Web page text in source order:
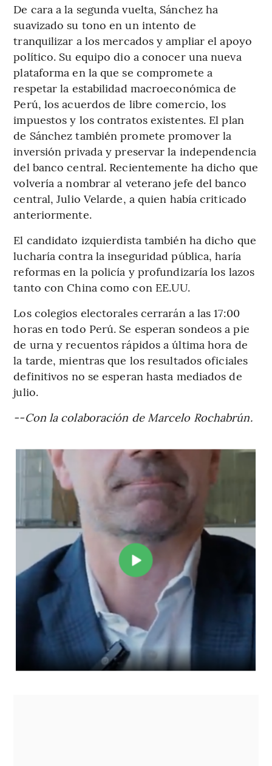
De cara a la segunda vuelta, Sánchez ha
suavizado su tono en un intento de
tranquilizar a los mercados y ampliar el apoyo
político. Su equipo dio a conocer una nueva
plataforma en la que se compromete a
respetar la estabilidad macroeconómica de
Perú, los acuerdos de libre comercio, los
impuestos y los contratos existentes. El plan
de Sánchez también promete promover la
inversión privada y preservar la independencia
del banco central. Recientemente ha dicho que
volvería a nombrar al veterano jefe del banco
central, Julio Velarde, a quien había criticado
anteriormente.
El candidato izquierdista también ha dicho que
lucharía contra la inseguridad pública, haría
reformas en la policía y profundizaría los lazos
tanto con China como con EE.UU.
Los colegios electorales cerrarán a las 17:00
horas en todo Perú. Se esperan sondeos a pie
de urna y recuentos rápidos a última hora de
la tarde, mientras que los resultados oficiales
definitivos no se esperan hasta mediados de
julio.
--Con la colaboración de Marcelo Rochabrún.